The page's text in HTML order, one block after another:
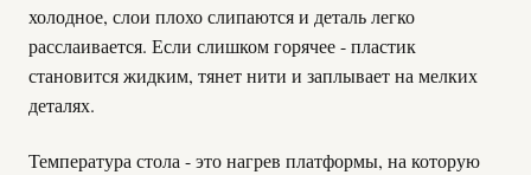
холодное, слои плохо слипаются и деталь легко
расслаивается. Если слишком горячее - пластик
становится жидким, тянет нити и заплывает на мелких
деталях.
Температура стола - это нагрев платформы, на которую